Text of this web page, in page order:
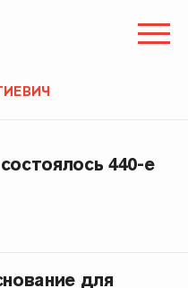
440-е
для